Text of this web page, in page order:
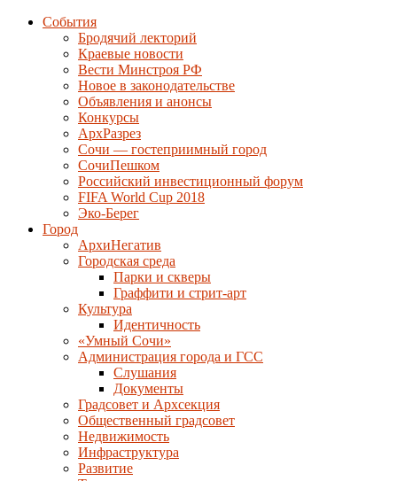
События
Бродячий лекторий
Краевые новости
Вести Минстроя РФ
Новое в законодательстве
Объявления и анонсы
Конкурсы
АрхРазрез
Сочи — гостеприимный город
СочиПешком
Российский инвестиционный форум
FIFA World Cup 2018
Эко-Берег
Город
АрхиНегатив
Городская среда
Парки и скверы
Граффити и стрит-арт
Культура
Идентичность
«Умный Сочи»
Администрация города и ГСС
Слушания
Документы
Градсовет и Архсекция
Общественный градсовет
Недвижимость
Инфраструктура
Развитие